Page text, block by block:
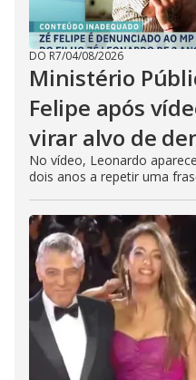
DO R7/04/08/2026
Ministério
Felipe após
virar alvo de
No vídeo, Leonardo
dois anos a repetir uma